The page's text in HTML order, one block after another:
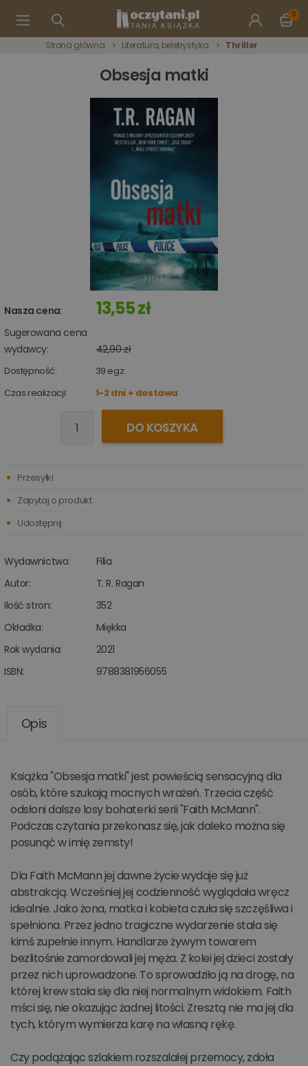
0
Strona główna Literatura, beletrystyka Thriller
Obsesja matki
Nasza cena: 13,55 zł
Sugerowana cena
wydawcy:
42,90 zł
Dostępność: 39 egz.
Czas realizacji:
1-2 dni + dostawa
DO KOSZYKA
Wydawnictwo:
Filia
Autor:
T. R. Ragan
Ilość stron:
352
Okładka:
Miękka
Rok wydania:
2021
ISBN:
9788381956055
Przesyłki
Zapytaj o produkt
Udostępnij
Opis
Książka "Obsesja matki" jest powieścią sensacyjną dla
osób, które szukają mocnych wrażeń. Trzecia część
odsłoni dalsze losy bohaterki serii "Faith McMann".
Podczas czytania przekonasz się, jak daleko można się
posunąć w imię zemsty!
Dla Faith McMann jej dawne życie wydaje się już
abstrakcją. Wcześniej jej codzienność wyglądała wręcz
idealnie. Jako żona, matka i kobieta czuła się szczęśliwa i
spełniona. Przez jedno tragiczne wydarzenie stała się
kimś zupełnie innym. Handlarze żywym towarem
bezlitośnie zamordowali jej męża. Z kolei jej dzieci zostały
przez nich uprowadzone. To sprowadziło ją na drogę, na
której krew stała się dla niej normalnym widokiem. Faith
mści się, nie okazując żadnej litości. Zresztą nie ma jej dla
tych, którym wymierza karę na własną rękę.
Czy podążając szlakiem rozszalałej przemocy, zdoła